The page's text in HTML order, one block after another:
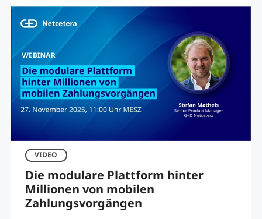
VIDEO
Die modulare Plattform hinter
Millionen von mobilen
Zahlungsvorgängen